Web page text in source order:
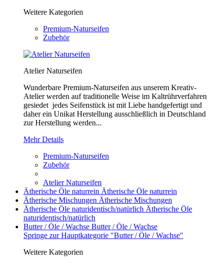
Weitere Kategorien
Premium-Naturseifen
Zubehör
Atelier Naturseifen
Wunderbare Premium-Naturseifen aus unserem Kreativ-
Atelier werden auf traditionelle Weise im Kaltrührverfahren
gesiedet jedes Seifenstück ist mit Liebe handgefertigt und
daher ein Unikat Herstellung ausschließlich in Deutschland
zur Herstellung werden...
Mehr Details
Premium-Naturseifen
Zubehör
Atelier Naturseifen
Ätherische Öle naturrein Ätherische Öle naturrein
Ätherische Mischungen Ätherische Mischungen
Ätherische Öle naturidentisch/natürlich Ätherische Öle
naturidentisch/natürlich
Butter / Öle / Wachse Butter / Öle / Wachse
Springe zur Hauptkategorie "Butter / Öle / Wachse"
Weitere Kategorien